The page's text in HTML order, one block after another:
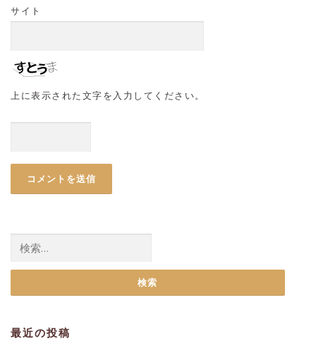
サイト
上に表示された文字を入力してください。
索:
最近の投稿